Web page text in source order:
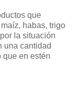
que
habas, trigo
la situación
una cantidad
que en estén